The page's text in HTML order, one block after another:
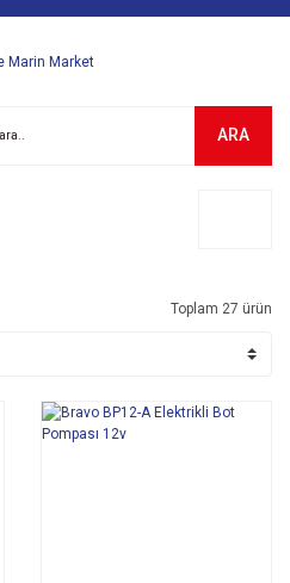
ARA
Toplam 27 ürün